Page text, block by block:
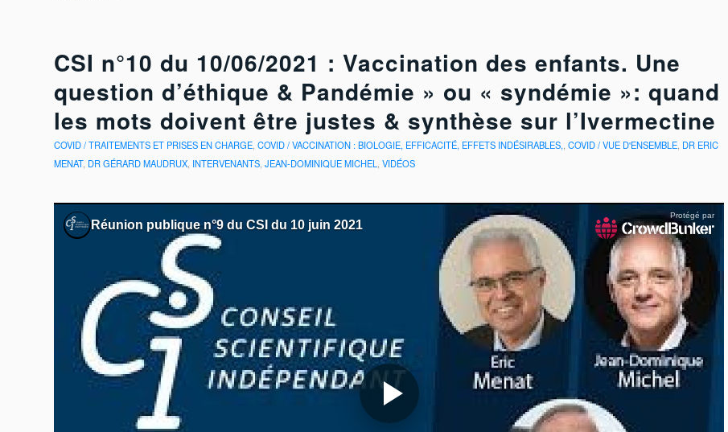
CSI n°10 du 10/06/2021 : Vaccination des enfants. Une
question d’éthique & Pandémie » ou « syndémie »: quand
les mots doivent être justes & synthèse sur l’Ivermectine
COVID / TRAITEMENTS ET PRISES EN CHARGE COVID / VACCINATION : BIOLOGIE, EFFICACITÉ, EFFETS INDÉSIRABLES, COVID / VUE D'ENSEMBLE DR ERIC
MENAT, DR GÉRARD MAUDRUX INTERVENANTS JEAN-DOMINIQUE MICHEL VIDÉOS